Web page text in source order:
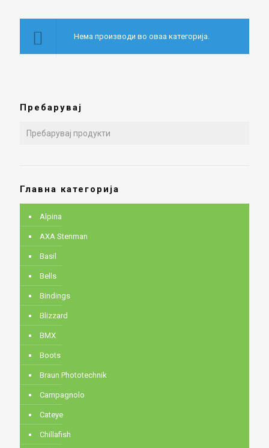
Нема производи во оваа категорија.
Пребарувај
Главна категорија
Alpina
AXA Stenman
Basil
Bells
Bindings
Blizzard
BMX
Boots
Braun Phototechnik
Campagnolo
Cateye
Chillafish